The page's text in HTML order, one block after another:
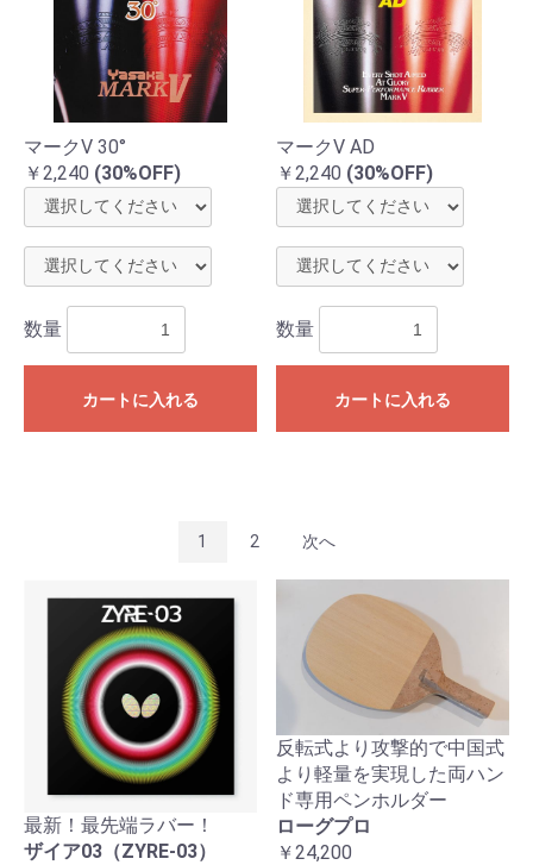
マークV 30°
￥2,240 (30%OFF)
数量
カートに入れる
マークV AD
￥2,240 (30%OFF)
数量
カートに入れる
1 2 次へ
最新！最先端ラバー！
ザイア03（ZYRE-03）
反転式より攻撃的で中国式
より軽量を実現した両ハン
ド専用ペンホルダー
ローグプロ
￥24,200